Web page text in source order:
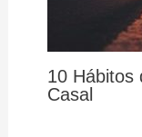
10 Hábitos
Casal